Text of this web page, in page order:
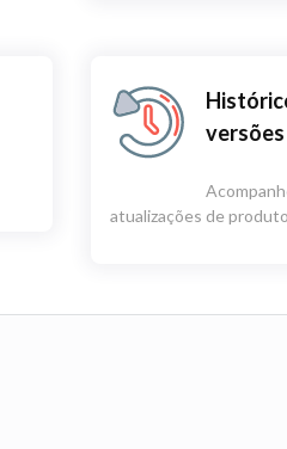
versões
atualizações de produto